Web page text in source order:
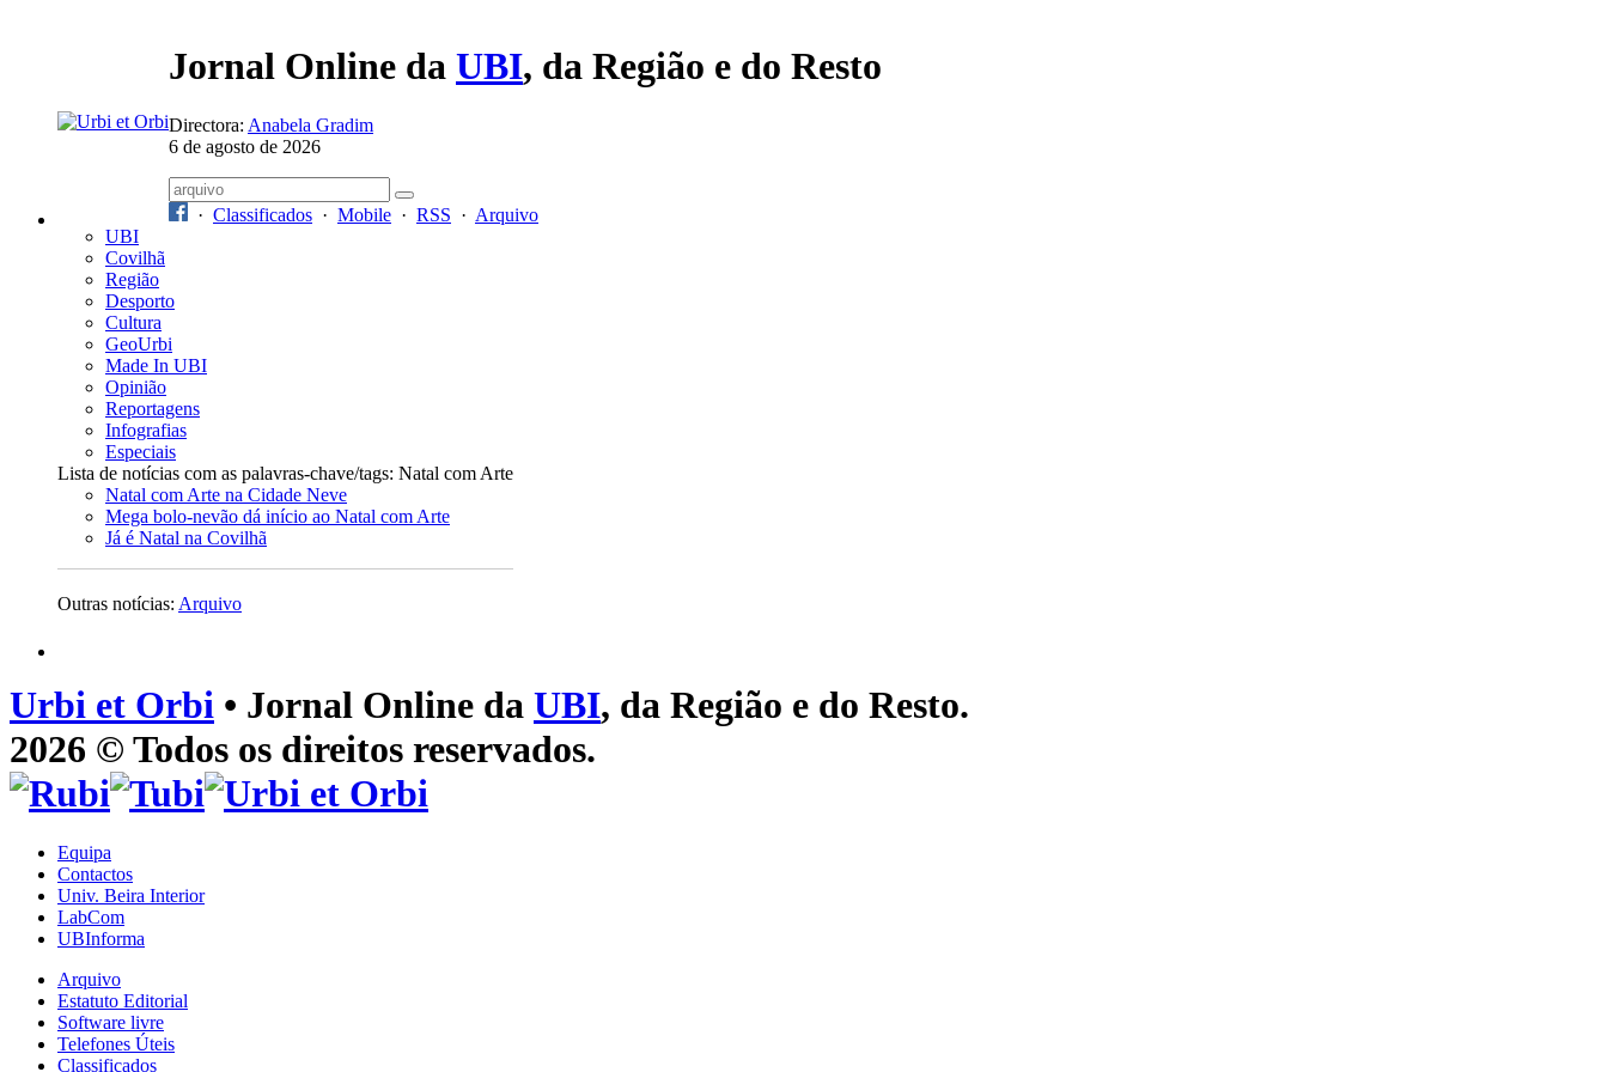
Jornal Online da UBI, da Região e do Resto
Directora: Anabela Gradim
6 de agosto de 2026
· Classificados · Mobile · RSS · Arquivo
UBI
Covilhã
Região
Desporto
Cultura
GeoUrbi
Made In UBI
Opinião
Reportagens
Infografias
Especiais
Lista de notícias com as palavras-chave/tags: Natal com Arte
Natal com Arte na Cidade Neve
Mega bolo-nevão dá início ao Natal com Arte
Já é Natal na Covilhã
Outras notícias: Arquivo
Urbi et Orbi • Jornal Online da UBI, da Região e do Resto.
2026 © Todos os direitos reservados.
Equipa
Contactos
Univ. Beira Interior
LabCom
UBInforma
Arquivo
Estatuto Editorial
Software livre
Telefones Úteis
Classificados